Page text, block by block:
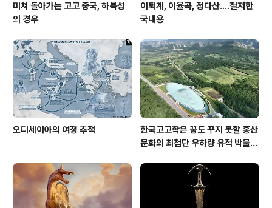
미쳐 돌아가는 고고 중국, 하북성
의 경우
이퇴계, 이율곡, 정다산....철저한
국내용
오디세이아의 여정 추적
한국고고학은 꿈도 꾸지 못할 홍산
문화의 최첨단 우하량 유적 박물관